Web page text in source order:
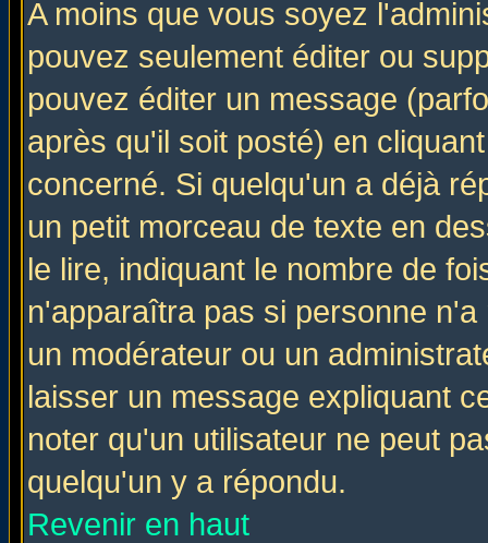
A moins que vous soyez
pouvez seulement éditer ou
pouvez éditer un message
après qu'il soit posté) en
concerné. Si quelqu'un a déjà
un petit morceau de texte en
le lire, indiquant le nombre de
n'apparaîtra pas si personne
un modérateur ou un
laisser un message expliquant
noter qu'un utilisateur ne peut
quelqu'un y a répondu.
Revenir en haut